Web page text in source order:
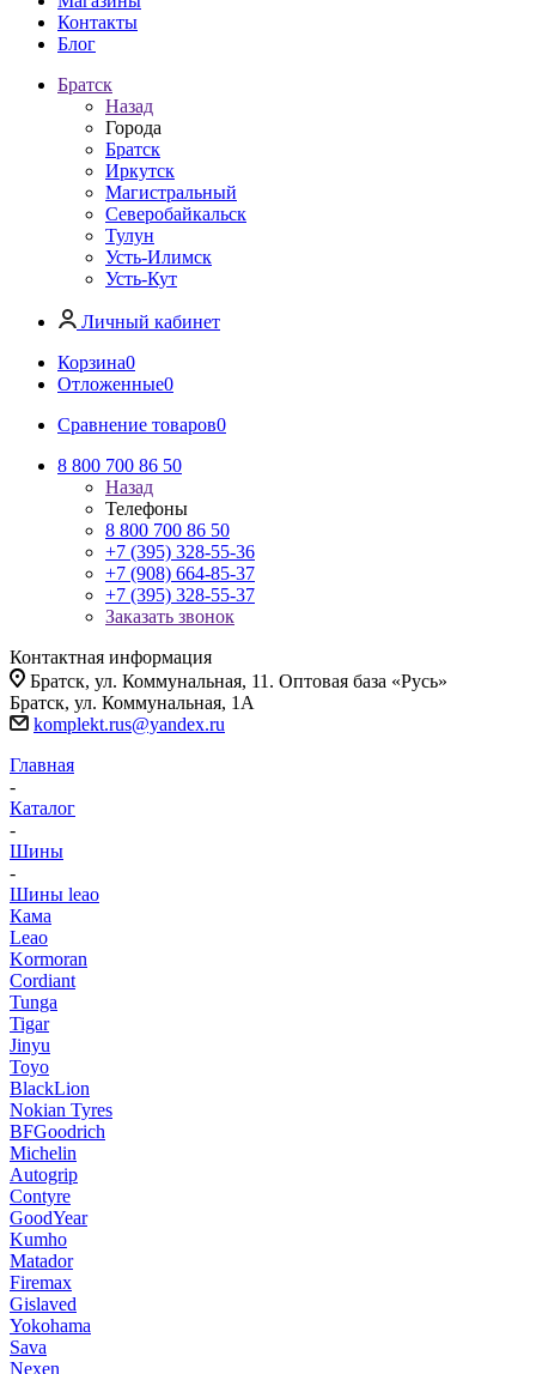
Контакты
Блог
Братск
Назад
Города
Братск
Иркутск
Магистральный
Северобайкальск
Тулун
Усть-Илимск
Усть-Кут
Личный кабинет
Корзина0
Отложенные0
Сравнение товаров0
8 800 700 86 50
Назад
Телефоны
8 800 700 86 50
+7 (395) 328-55-36
+7 (908) 664-85-37
+7 (395) 328-55-37
Заказать звонок
Контактная информация
Братск, ул. Коммунальная, 11. Оптовая база «Русь»
Братск, ул. Коммунальная, 1А
komplekt.rus@yandex.ru
Главная
-
Каталог
-
Шины
-
Шины leao
Кама
Leao
Kormoran
Cordiant
Tunga
Tigar
Jinyu
Toyo
BlackLion
Nokian Tyres
BFGoodrich
Michelin
Autogrip
Contyre
GoodYear
Kumho
Matador
Firemax
Gislaved
Yokohama
Sava
Nexen